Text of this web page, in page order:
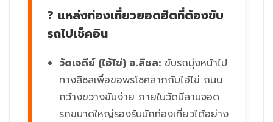
? แหล่งท่องเที่ยวยอดฮิตที่ต้องขับ
รถไปเช็คอิน
วัดเจดีย์ (ไอ้ไข่) อ.สิชล: ขับรถมุ่งหน้าไป
ทางสิชลเพื่อขอพรโชคลาภกับไอ้ไข่ ถนน
กว้างขวางขับง่าย ภายในวัดมีลานจอด
รถขนาดใหญ่รองรับนักท่องเที่ยวได้อย่าง